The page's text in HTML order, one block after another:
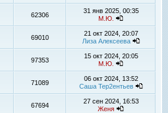
62306
31 янв 2025, 00:35
М.Ю.
69010
21 окт 2024, 20:07
Лиза Алексеева
97353
15 окт 2024, 20:05
М.Ю.
71089
06 окт 2024, 13:52
Саша Тер2ентьев
67694
27 сен 2024, 16:53
Женя